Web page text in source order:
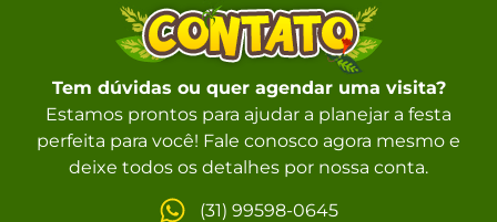
Tem dúvidas ou quer agendar uma visita?
Estamos prontos para ajudar a planejar a festa
perfeita para você! Fale conosco agora mesmo e
deixe todos os detalhes por nossa conta.
(31) 99598-0645